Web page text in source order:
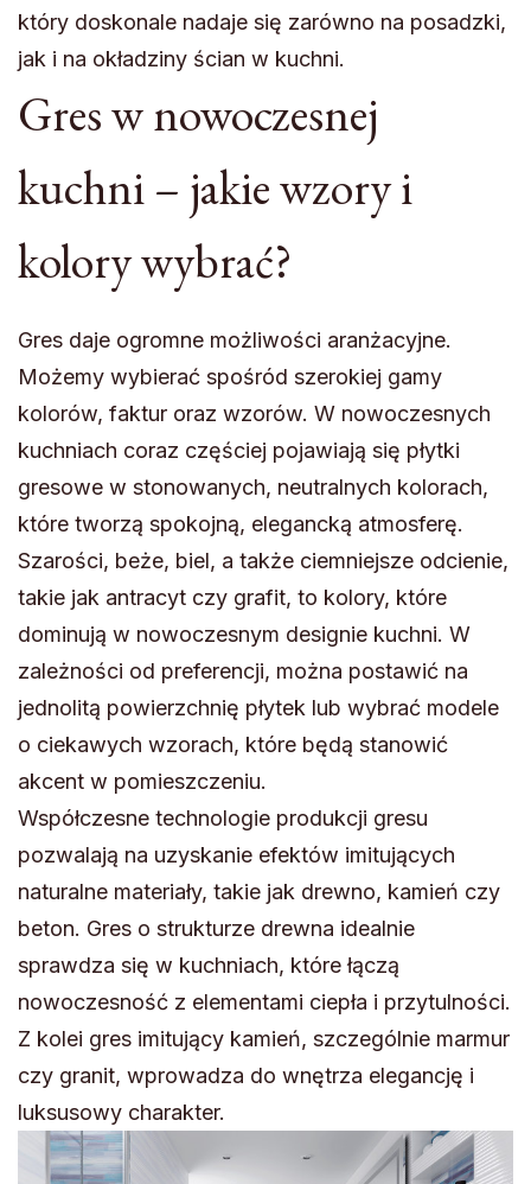
który doskonale nadaje się zarówno na posadzki,
jak i na okładziny ścian w kuchni.
Gres w nowoczesnej
kuchni – jakie wzory i
kolory wybrać?
Gres daje ogromne możliwości aranżacyjne.
Możemy wybierać spośród szerokiej gamy
kolorów, faktur oraz wzorów. W nowoczesnych
kuchniach coraz częściej pojawiają się płytki
gresowe w stonowanych, neutralnych kolorach,
które tworzą spokojną, elegancką atmosferę.
Szarości, beże, biel, a także ciemniejsze odcienie,
takie jak antracyt czy grafit, to kolory, które
dominują w nowoczesnym designie kuchni. W
zależności od preferencji, można postawić na
jednolitą powierzchnię płytek lub wybrać modele
o ciekawych wzorach, które będą stanowić
akcent w pomieszczeniu.
Współczesne technologie produkcji gresu
pozwalają na uzyskanie efektów imitujących
naturalne materiały, takie jak drewno, kamień czy
beton. Gres o strukturze drewna idealnie
sprawdza się w kuchniach, które łączą
nowoczesność z elementami ciepła i przytulności.
Z kolei gres imitujący kamień, szczególnie marmur
czy granit, wprowadza do wnętrza elegancję i
luksusowy charakter.